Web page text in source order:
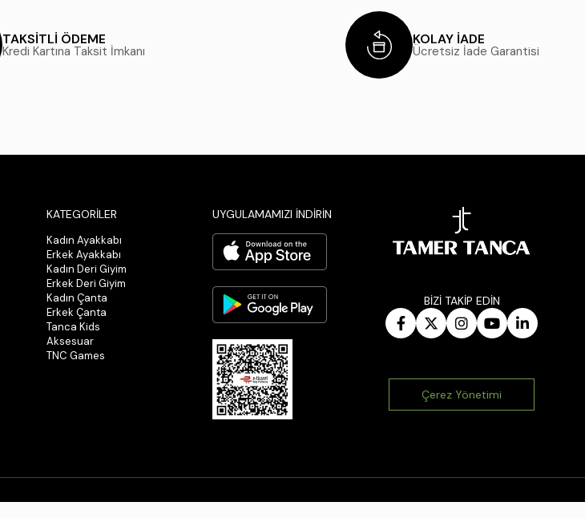
TAKSİTLİ ÖDEME
Kredi Kartına Taksit İmkanı
KOLAY İADE
Ücretsiz İade Garantisi
KATEGORİLER
Kadın Ayakkabı
Erkek Ayakkabı
Kadın Deri Giyim
Erkek Deri Giyim
Kadın Çanta
Erkek Çanta
Tanca Kids
Aksesuar
TNC Games
UYGULAMAMIZI İNDİRİN
BİZİ TAKİP EDİN
Çerez Yönetimi